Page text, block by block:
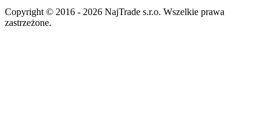
Copyright © 2016 - 2026 NajTrade s.r.o. Wszelkie prawa
zastrzeżone.